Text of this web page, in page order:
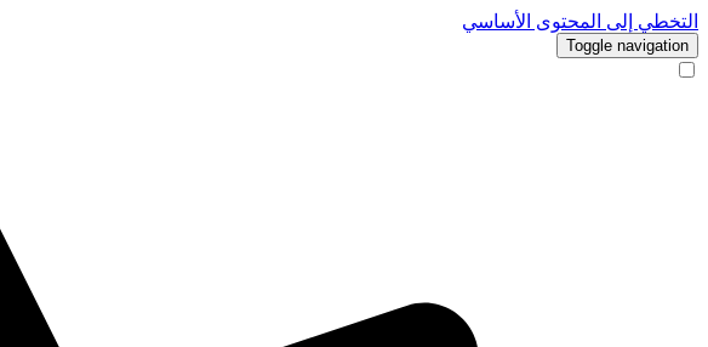
التخطي إلى المحتوى الأساسي
Toggle navigation